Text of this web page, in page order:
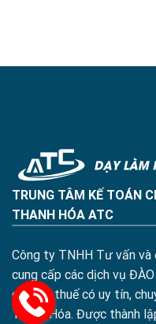
TRUNG TÂM KẾ TOÁN
THANH HÓA ATC
Công ty TNHH Tư vấn
cung cấp các dịch vụ
chính – thuế có uy tín,
Thanh Hóa. Được thành